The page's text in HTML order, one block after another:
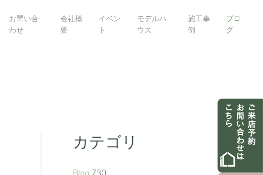
お問い合
わせ
会社概
要
イベン
ト
モデルハ
ウス
施工事
例
ブロ
グ
カテゴリ